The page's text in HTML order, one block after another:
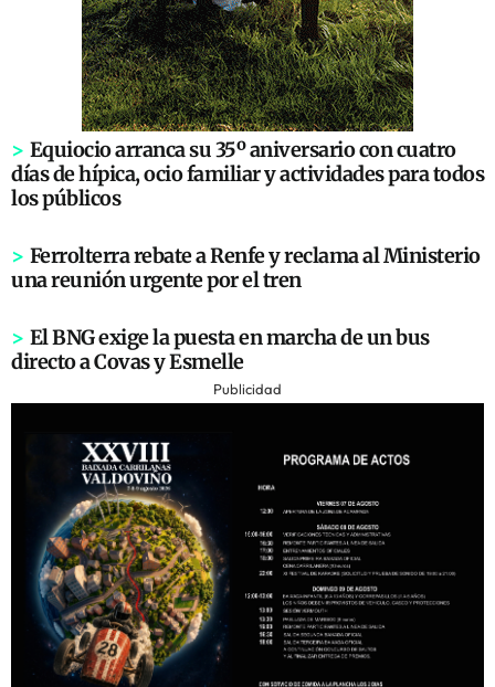
> Equiocio arranca su 35º aniversario con cuatro
días de hípica, ocio familiar y actividades para todos
los públicos
> Ferrolterra rebate a Renfe y reclama al Ministerio
una reunión urgente por el tren
> El BNG exige la puesta en marcha de un bus
directo a Covas y Esmelle
Publicidad